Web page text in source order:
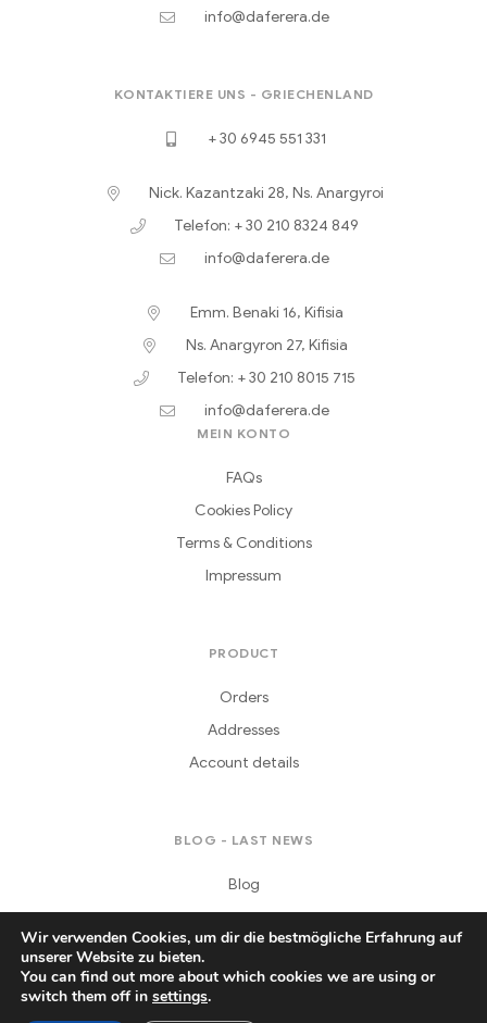
info@daferera.de
KONTAKTIERE UNS - GRIECHENLAND
+ 30 6945 551 331
Nick. Kazantzaki 28, Ns. Anargyroi
Telefon: + 30 210 8324 849
info@daferera.de
Emm. Benaki 16, Kifisia
Ns. Anargyron 27, Kifisia
Telefon: + 30 210 8015 715
info@daferera.de
MEIN KONTO
FAQs
Cookies Policy
Terms & Conditions
Impressum
PRODUCT
Orders
Addresses
Account details
BLOG - LAST NEWS
Blog
Copyright © 2021Daferera
Wir verwenden Cookies, um dir die bestmögliche Erfahrung auf
unserer Website zu bieten.
You can find out more about which cookies we are using or
switch them off in settings.